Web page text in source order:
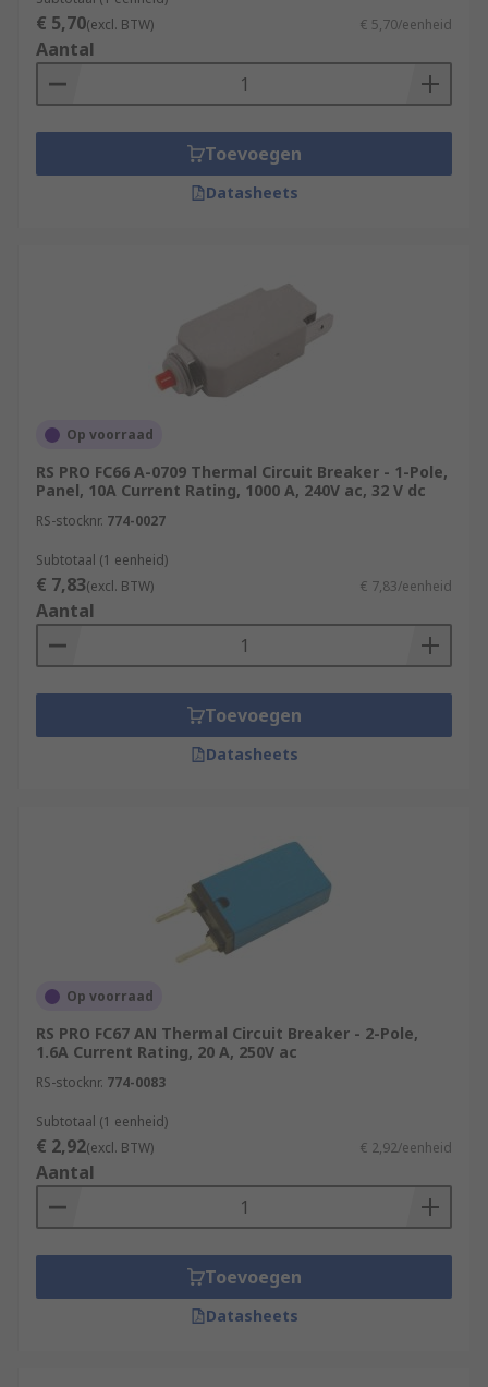
€ 5,70(excl. BTW) € 5,70/eenheid
Aantal
Toevoegen
Datasheets
Op voorraad
RS PRO FC66 A-0709 Thermal Circuit Breaker - 1-Pole,
Panel, 10A Current Rating, 1000 A, 240V ac, 32 V dc
RS-stocknr. 774-0027
Subtotaal (1 eenheid)
€ 7,83(excl. BTW) € 7,83/eenheid
Aantal
Toevoegen
Datasheets
Op voorraad
RS PRO FC67 AN Thermal Circuit Breaker - 2-Pole,
1.6A Current Rating, 20 A, 250V ac
RS-stocknr. 774-0083
Subtotaal (1 eenheid)
€ 2,92(excl. BTW) € 2,92/eenheid
Aantal
Toevoegen
Datasheets